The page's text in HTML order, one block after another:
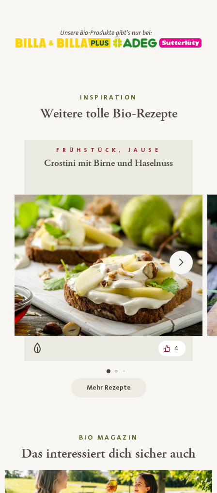
Unsere Bio-Produkte gibt's nur bei:
INSPIRATION
Weitere tolle Bio-Rezepte
FRÜHSTÜCK, JAUSE
Crostini mit Birne und Haselnuss
Vegetarisch 4
Mehr Rezepte
BIO MAGAZIN
Das interessiert dich sicher auch